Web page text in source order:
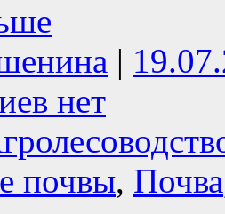
|
нет
почвы, Почва